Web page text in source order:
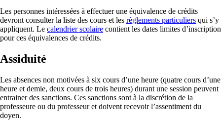
Les personnes intéressées à effectuer une équivalence de crédits
devront consulter la liste des cours et les règlements particuliers qui s’y
appliquent. Le calendrier scolaire contient les dates limites d’inscription
pour ces équivalences de crédits.
Assiduité
Les absences non motivées à six cours d’une heure (quatre cours d’une
heure et demie, deux cours de trois heures) durant une session peuvent
entrainer des sanctions. Ces sanctions sont à la discrétion de la
professeure ou du professeur et doivent recevoir l’assentiment du
doyen.